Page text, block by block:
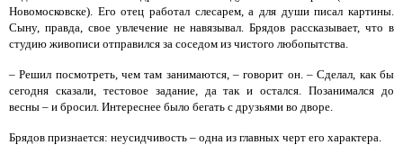
Новомосковске). Его отец работал слесарем, а для души писал картины.
Сыну, правда, свое увлечение не навязывал. Брядов рассказывает, что в
студию живописи отправился за соседом из чистого любопытства.
– Решил посмотреть, чем там занимаются, – говорит он. – Сделал, как бы
сегодня сказали, тестовое задание, да так и остался. Позанимался до
весны – и бросил. Интереснее было бегать с друзьями во дворе.
Брядов признается: неусидчивость – одна из главных черт его характера.